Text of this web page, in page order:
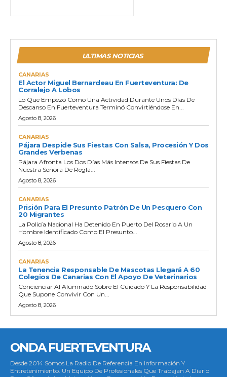
ULTIMAS NOTICIAS
CANARIAS
El Actor Miguel Bernardeau En Fuerteventura: De
Corralejo A Lobos
Lo Que Empezó Como Una Actividad Durante Unos Días De
Descanso En Fuerteventura Terminó Convirtiéndose En...
Agosto 8, 2026
CANARIAS
Pájara Despide Sus Fiestas Con Salsa, Procesión Y Dos
Grandes Verbenas
Pájara Afronta Los Dos Días Más Intensos De Sus Fiestas De
Nuestra Señora De Regla...
Agosto 8, 2026
CANARIAS
Prisión Para El Presunto Patrón De Un Pesquero Con
20 Migrantes
La Policía Nacional Ha Detenido En Puerto Del Rosario A Un
Hombre Identificado Como El Presunto...
Agosto 8, 2026
CANARIAS
La Tenencia Responsable De Mascotas Llegará A 60
Colegios De Canarias Con El Apoyo De Veterinarios
Concienciar Al Alumnado Sobre El Cuidado Y La Responsabilidad
Que Supone Convivir Con Un...
Agosto 8, 2026
ONDA FUERTEVENTURA
Desde 2014 Somos La Radio De Referencia En Información Y
Entretenimiento. Un Equipo De Profesionales Que Trabajan A Diario